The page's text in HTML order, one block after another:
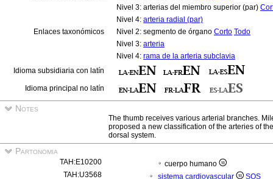
Nivel 3: arterias del miembro superior (par)
Nivel 4: arteria radial (par)
Enlaces taxonómicos
Nivel 2: segmento de órgano Corto Todo
Nivel 3: arteria
Nivel 4: rama de la arteria subclavia
Idioma subsidiaria con latín
Idioma principal no latín
Notes
The thumb receives various arterial branches.
proposed a new classification of the arteries of
dorsal system.
Partonomia
TAH:E10200
cuerpo humano
TAH:U3568
sistema cardiovascular
SOS